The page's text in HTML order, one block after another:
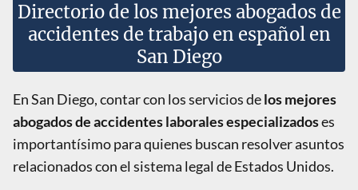
Directorio de los mejores abogados de
accidentes de trabajo en español en
San Diego
En San Diego, contar con los servicios delos mejores
abogados de accidentes laborales especializadoses
importantísimo para quienes buscan resolver asuntos
relacionados con el sistema legal de Estados Unidos.